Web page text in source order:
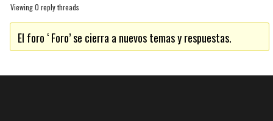
Viewing 0 reply threads
El foro ‘ Foro’ se cierra a nuevos temas y respuestas.